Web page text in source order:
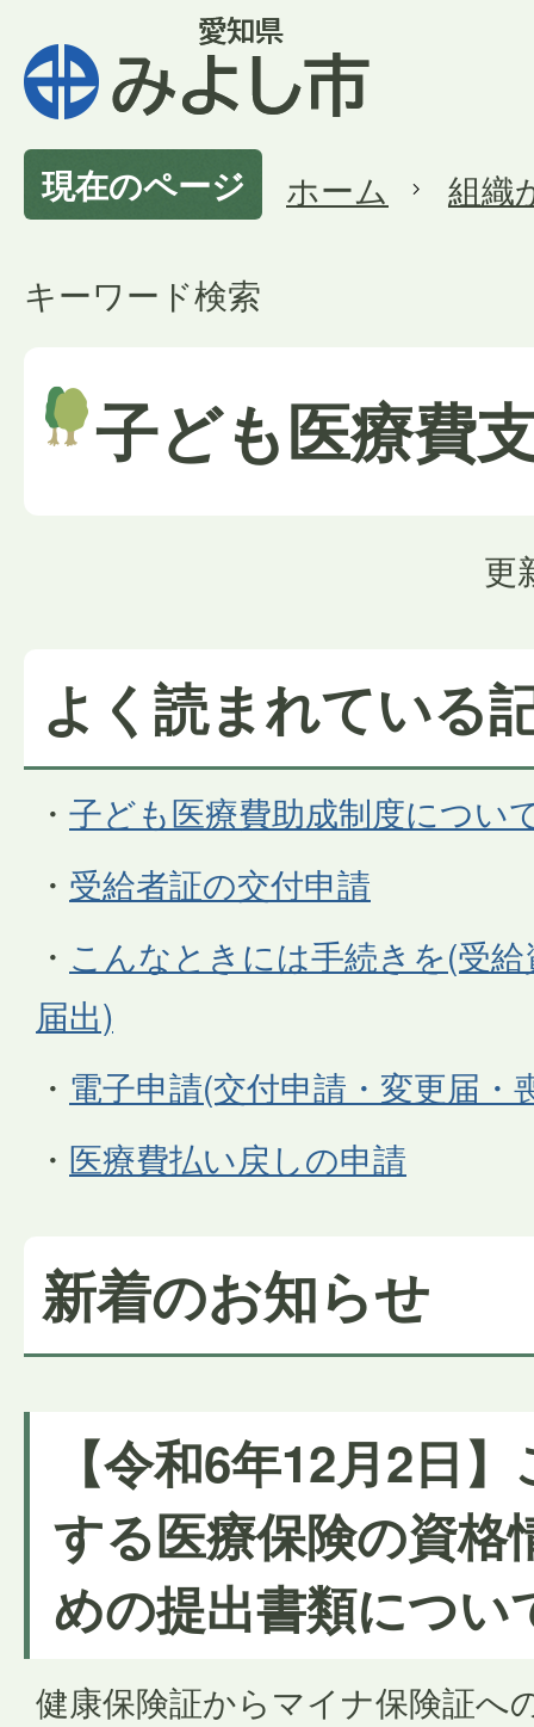
現在のページ ホーム 組織
キーワード検索
子ども医療費
更
よく読まれている
・ 子ども医療費助成制度につい
・ 受給者証の交付申請
・ こんなときには手続きを(受
届出)
・ 電子申請(交付申請・変更届・
・ 医療費払い戻しの申請
新着のお知らせ
【令和6年12月2日
する医療保険の資格
めの提出書類につい
健康保険証からマイナ保険証へ